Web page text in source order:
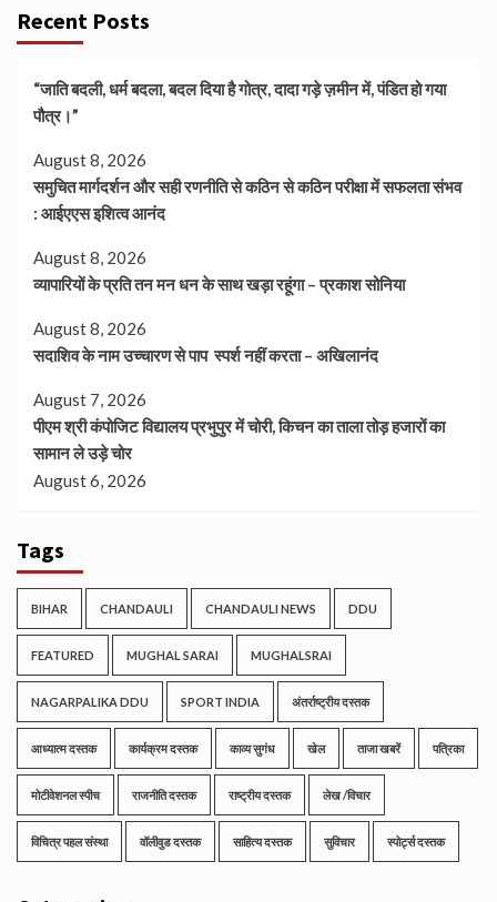
Recent Posts
“जाति बदली, धर्म बदला, बदल दिया है गोत्र, दादा गड़े ज़मीन में, पंडित हो गया
पौत्र।”
August 8, 2026
समुचित मार्गदर्शन और सही रणनीति से कठिन से कठिन परीक्षा में सफलता संभव
: आईएएस इशित्व आनंद
August 8, 2026
व्यापारियों के प्रति तन मन धन के साथ खड़ा रहूंगा – प्रकाश सोनिया
August 8, 2026
सदाशिव के नाम उच्चारण से पाप स्पर्श नहीं करता – अखिलानंद
August 7, 2026
पीएम श्री कंपोजिट विद्यालय प्रभुपुर में चोरी, किचन का ताला तोड़ हजारों का
सामान ले उड़े चोर
August 6, 2026
Tags
BIHAR CHANDAULI CHANDAULI NEWS DDU
FEATURED MUGHAL SARAI MUGHALSRAI
NAGARPALIKA DDU SPORT INDIA अंतर्राष्ट्रीय दस्तक
आध्यात्म दस्तक कार्यक्रम दस्तक काव्य सुगंध खेल ताजा खबरें पत्रिका
मोटीवेशनल स्पीच राजनीति दस्तक राष्ट्रीय दस्तक लेख /विचार
विचित्र पहल संस्था वॉलीवुड दस्तक साहित्य दस्तक सुविचार स्पोर्ट्स दस्तक